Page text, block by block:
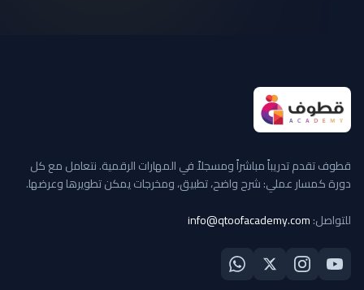
قطوف تقدم تدريباً مباشراً ومسجلاً في المهارات الرقمية. نتعامل مع كل
دورة كمسار عملي: شرح واضح، تطبيق، ومخرجات يمكن تطويرها وعرضها.
للتواصل:info@qtoofacademy.com